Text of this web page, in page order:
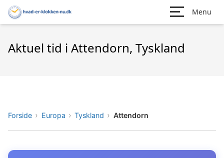
Menu
Aktuel tid i Attendorn, Tyskland
Forside Europa Tyskland Attendorn